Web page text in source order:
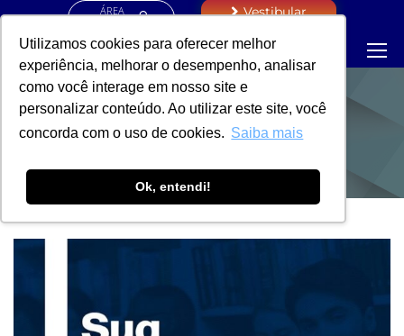
Utilizamos cookies para oferecer melhor
experiência, melhorar o desempenho, analisar
como você interage em nosso site e
personalizar conteúdo. Ao utilizar este site, você
concorda com o uso de cookies. Saiba mais
Ok, entendi!
ÁREA
Vestibular
NOTÍCIAS